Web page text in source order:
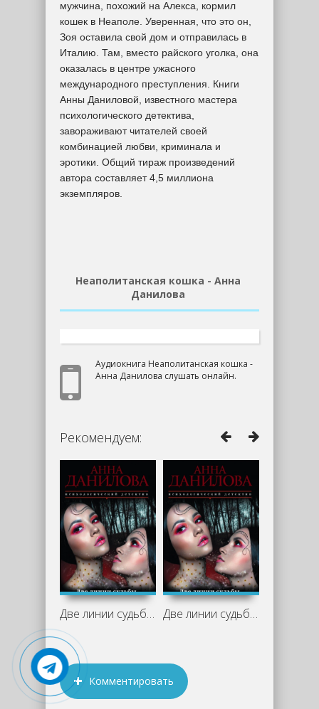
мужчина, похожий на Алекса, кормил
кошек в Неаполе. Уверенная, что это он,
Зоя оставила свой дом и отправилась в
Италию. Там, вместо райского уголка, она
оказалась в центре ужасного
международного преступления. Книги
Анны Даниловой, известного мастера
психологического детектива,
завораживают читателей своей
комбинацией любви, криминала и
эротики. Общий тираж произведений
автора составляет 4,5 миллиона
экземпляров.
Неаполитанская кошка - Анна
Данилова
Аудиокнига Неаполитанская кошка -
Анна Данилова слушать онлайн.
Рекомендуем:
Две линии судьбы - Анна Данилова Две линии судьбы - Анна Данилова
Комментировать